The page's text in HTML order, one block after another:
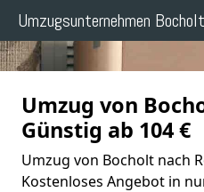
Umzugsunternehmen Bocholt
Umzug von
Günstig ab 104 €
Umzug von Bocholt nach
Kostenloses Angebot in